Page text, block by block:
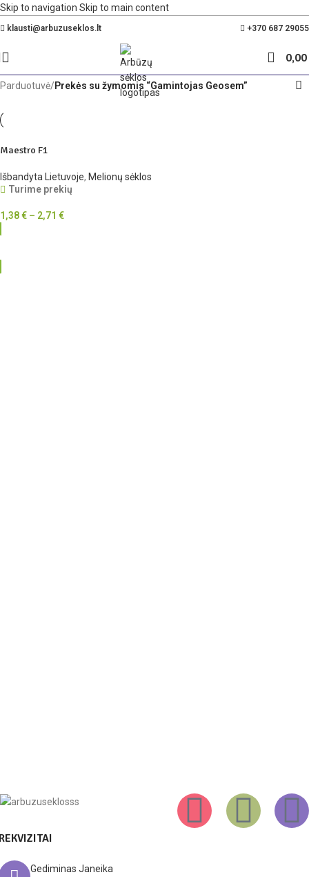
Skip to navigation Skip to main content
klausti@arbuzuseklos.lt +370 687 29055
0,00
Parduotuvė/Prekės su žymomis “Gamintojas Geosem”
Maestro F1
Išbandyta Lietuvoje, Melionų sėklos
Turime prekių
1,38€ – 2,71 €
Gediminas Janeika